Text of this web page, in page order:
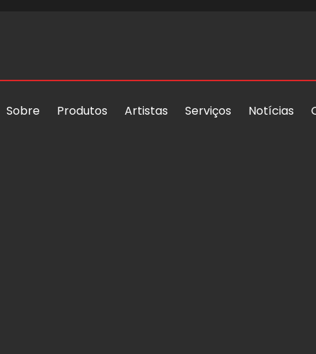
Sobre Produtos Artistas Serviços Notícias